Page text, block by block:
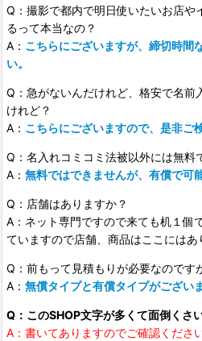
Q：撮影で都内で明日使いたいお店や
るって本当なの？
A： こちらにございますが、締切時間
い。
Q：急がないんだけれど、格安で名前
けれど？
A： こちらにございますので、是非ご
Q：名入れコミコミ法被以外には無料
A： 無料ではできませんが、有償で可
Q：店舗はありますか？
A：ネット専門ですので来ても机１個
ていますので店舗、商品はここにはあ
Q：前もって見積もりが必要なのです
A： 無償タイプと有償タイプがございま
Q：このSHOP文字が多くて面倒くさ
A：書いてありますのでご確認くださ